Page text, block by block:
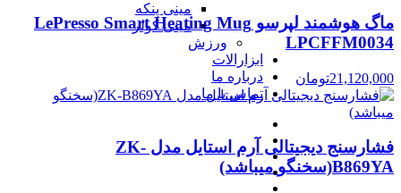
مینی پنکه
مینی کولر
ورزش
ابزارالات
درباره ما
تماس با ما
ماگ هوشمند لپرسو LePresso Smart Heating Mug
LPCFFM0034
21,120,000تومان
فشارسنج دیجیتالی آرم استایل مدل ZK-
B869YA(سخنگو میباشد)